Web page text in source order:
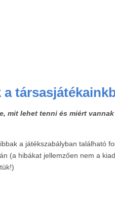
a
mit lehet tenni és miért
a játékszabályban található
(a hibákat jellemzően nem a